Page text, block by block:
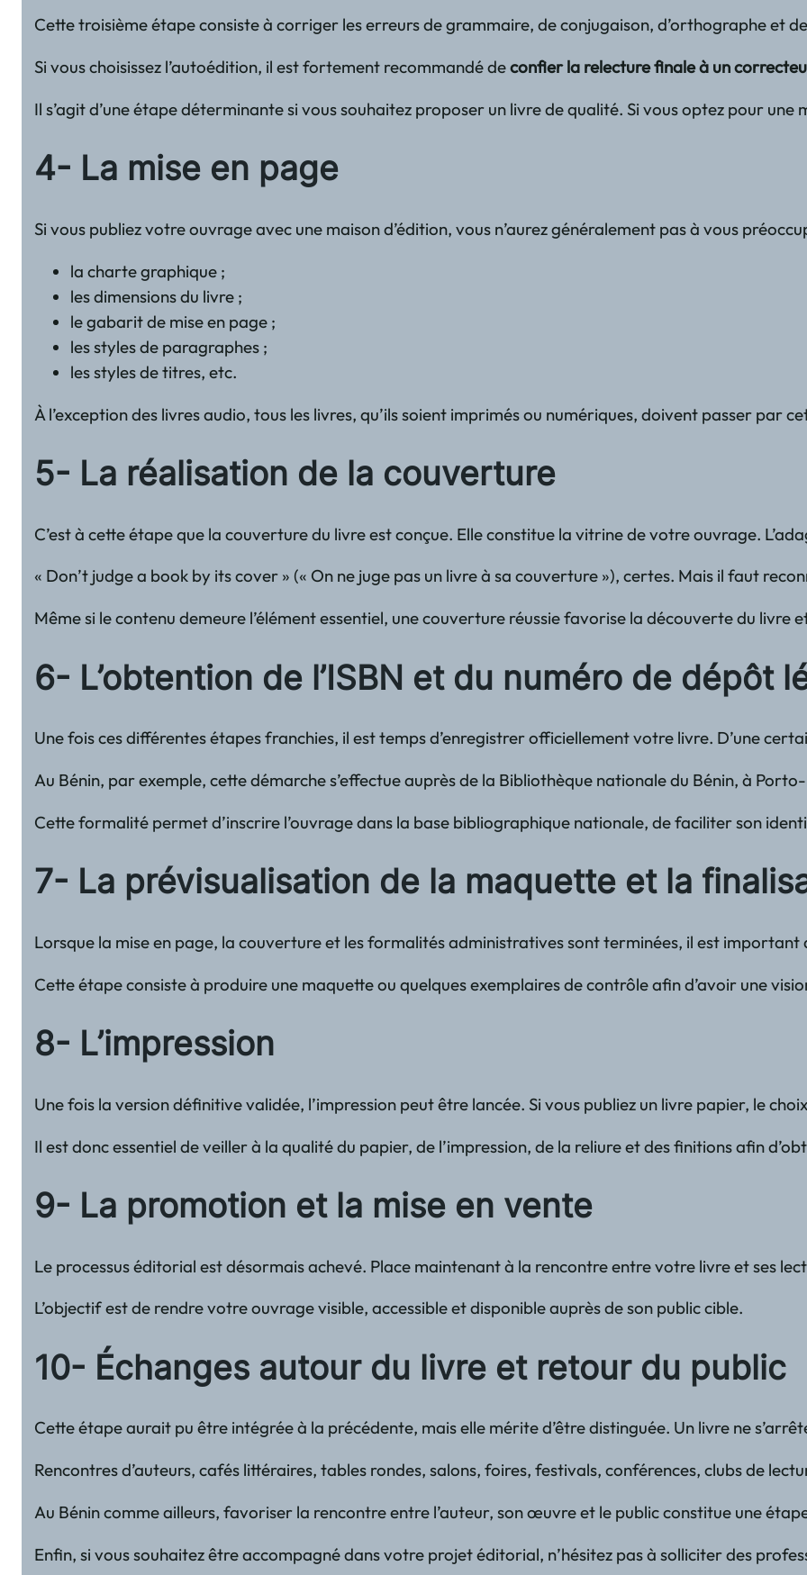
Cette troisième étape consiste à corriger les erreurs de grammaire, de conjugaison, d’orthographe et
Si vous choisissez l’autoédition, il est fortement recommandé deconfier la relecture finale à un
Il s’agit d’une étape déterminante si vous souhaitez proposer un livre de qualité. Si vous optez pour
4- La mise en page
Si vous publiez votre ouvrage avec une maison d’édition, vous n’aurez généralement pas à vous
la charte graphique ;
les dimensions du livre ;
le gabarit de mise en page ;
les styles de paragraphes ;
les styles de titres, etc.
À l’exception des livres audio, tous les livres, qu’ils soient imprimés ou numériques, doivent passer
5- La réalisation de la couverture
C’est à cette étape que la couverture du livre est conçue. Elle constitue la vitrine de votre ouvrage.
« Don’t judge a book by its cover » (« On ne juge pas un livre à sa couverture »), certes. Mais il faut
Même si le contenu demeure l’élément essentiel, une couverture réussie favorise la découverte du
6- L’obtention de l’ISBN et du numéro de dépôt
Une fois ces différentes étapes franchies, il est temps d’enregistrer officiellement votre livre. D’une
Au Bénin, par exemple, cette démarche s’effectue auprès de la Bibliothèque nationale du Bénin, à
Cette formalité permet d’inscrire l’ouvrage dans la base bibliographique nationale, de faciliter son
7- La prévisualisation de la maquette et la
Lorsque la mise en page, la couverture et les formalités administratives sont terminées, il est
Cette étape consiste à produire une maquette ou quelques exemplaires de contrôle afin d’avoir une
8- L’impression
Une fois la version définitive validée, l’impression peut être lancée. Si vous publiez un livre papier, le
Il est donc essentiel de veiller à la qualité du papier, de l’impression, de la reliure et des finitions afin
9- La promotion et la mise en vente
Le processus éditorial est désormais achevé. Place maintenant à la rencontre entre votre livre et ses
L’objectif est de rendre votre ouvrage visible, accessible et disponible auprès de son public cible.
10- Échanges autour du livre et retour du public
Cette étape aurait pu être intégrée à la précédente, mais elle mérite d’être distinguée. Un livre ne
Rencontres d’auteurs, cafés littéraires, tables rondes, salons, foires, festivals, conférences, clubs de
Au Bénin comme ailleurs, favoriser la rencontre entre l’auteur, son œuvre et le public constitue une
Enfin, si vous souhaitez être accompagné dans votre projet éditorial, n’hésitez pas à solliciter des